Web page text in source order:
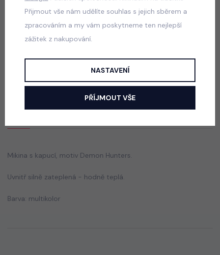
Mikina s kapucí, motiv Demon Hunters.
Uvnitř silně zateplená - hodně teplá.
Barva: multikolor
Přijmout vše nám udělíte souhlas s jejich sběrem a
zpracováním a my vám poskytneme ten nejlepší
zážitek z nakupování.
NASTAVENÍ
PŘÍJMOUT VŠE